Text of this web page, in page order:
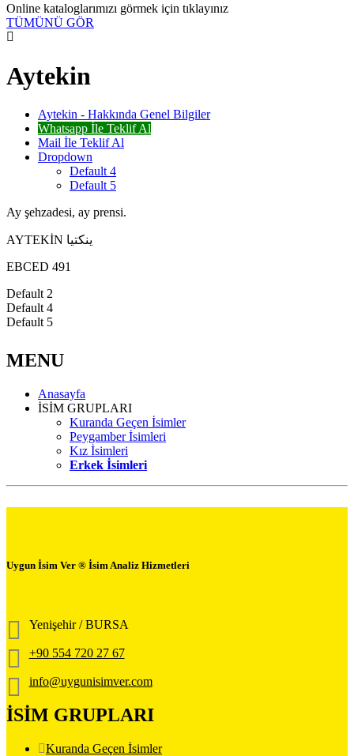
Online kataloglarımızı görmek için tıklayınız
TÜMÜNÜ GÖR
Aytekin
Aytekin - Hakkında Genel Bilgiler
Whatsapp İle Teklif Al
Mail İle Teklif Al
Dropdown
Default 4
Default 5
Ay şehzadesi, ay prensi.
AYTEKİN ينكتيا
EBCED 491
Default 2
Default 4
Default 5
MENU
Anasayfa
İSİM GRUPLARI
Kuranda Geçen İsimler
Peygamber İsimleri
Kız İsimleri
Erkek İsimleri
Uygun İsim Ver ® İsim Analiz Hizmetleri
Yenişehir / BURSA
+90 554 720 27 67
info@uygunisimver.com
İSİM GRUPLARI
Kuranda Geçen İsimler